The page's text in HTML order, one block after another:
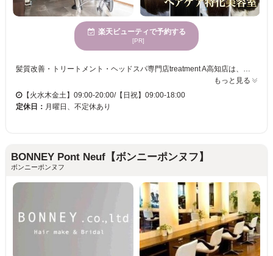
楽天ビューティで予約する
[PR]
もっと見る
【火水木金土】09:00-20:00/【日祝】09:00-18:00
定休日： 月曜日、不定休あり
BONNEY Pont Neuf【ボンニーポンヌフ】
ボンニーポンヌフ